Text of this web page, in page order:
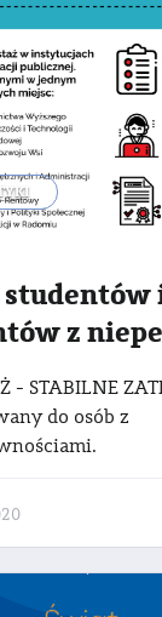
studentów
- STABILNE
do osób z